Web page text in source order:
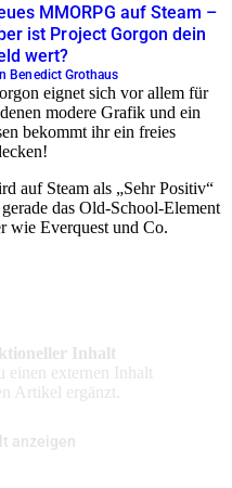
MMORPG auf Steam –
ist Project Gorgon dein
wert?
Benedict Grothaus
eignet sich vor allem für
modere Grafik und ein
bekommt ihr ein freies
auf Steam als „Sehr Positiv“
das Old-School-Element
wie Everquest und Co.
Inhalt
einen externen Inhalt
Artikel ergänzt.
anzeigen